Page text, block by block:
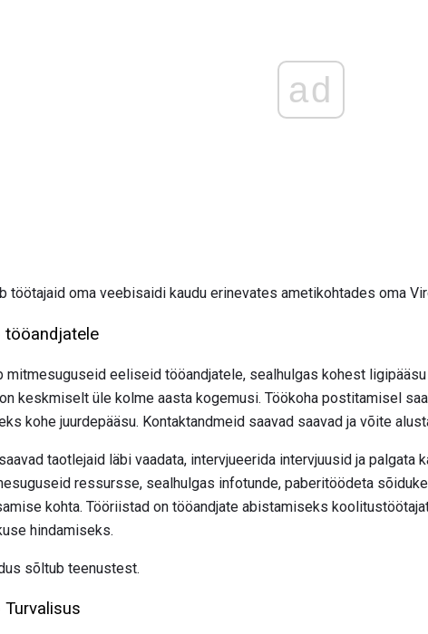
ad
töötajaid oma veebisaidi kaudu erinevates ametikohtades oma
tööandjatele
mitmesuguseid eeliseid tööandjatele, sealhulgas kohest
keskmiselt üle kolme aasta kogemusi. Töökoha postitamisel
kohe juurdepääsu. Kontaktandmeid saavad saavad ja võite
taotlejaid läbi vaadata, intervjueerida intervjuusid ja palgata
ressursse, sealhulgas infotunde, paberitöödeta
kohta. Tööriistad on tööandjate abistamiseks
hindamiseks.
sõltub teenustest.
Turvalisus